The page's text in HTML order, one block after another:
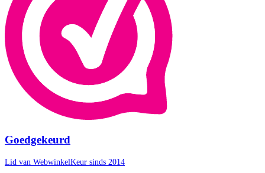
Goedgekeurd
Lid van WebwinkelKeur sinds 2014